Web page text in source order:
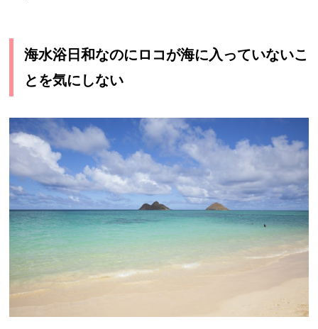
海水浴日和なのにロコが海に入っていないこ
とを気にしない